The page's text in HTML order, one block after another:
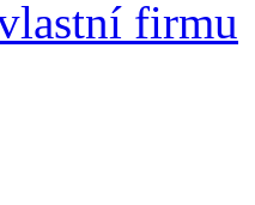
firmu